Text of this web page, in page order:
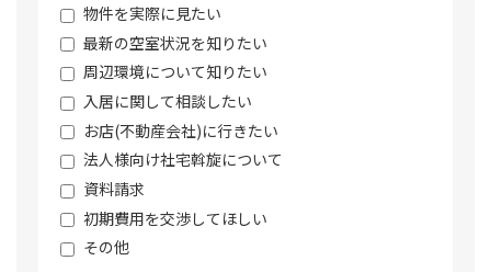
物件を実際に見たい
最新の空室状況を知りたい
周辺環境について知りたい
入居に関して相談したい
お店(不動産会社)に行きたい
法人様向け社宅斡旋について
資料請求
初期費用を交渉してほしい
その他